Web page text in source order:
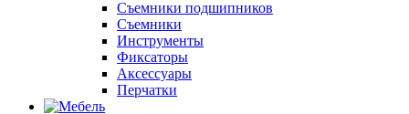
Съемники подшипников
Съемники
Инструменты
Фиксаторы
Аксессуары
Перчатки